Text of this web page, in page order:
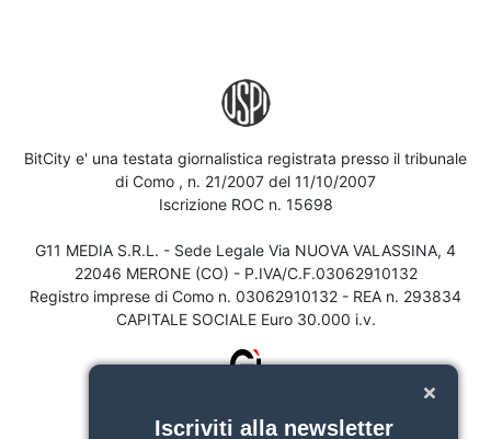
BitCity e' una testata giornalistica registrata presso il tribunale
di Como , n. 21/2007 del 11/10/2007
Iscrizione ROC n. 15698
G11 MEDIA S.R.L. - Sede Legale Via NUOVA VALASSINA, 4
22046 MERONE (CO) - P.IVA/C.F.03062910132
Registro imprese di Como n. 03062910132 - REA n. 293834
CAPITALE SOCIALE Euro 30.000 i.v.
Iscriviti alla newsletter